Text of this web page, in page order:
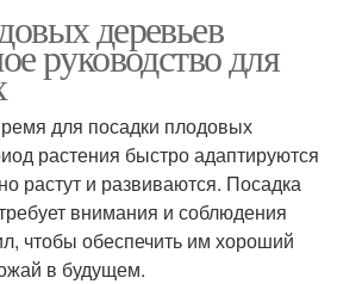
деревьев
руководство для
для посадки плодовых
растения быстро адаптируются
растут и развиваются. Посадка
внимания и соблюдения
чтобы обеспечить им хороший
в будущем.